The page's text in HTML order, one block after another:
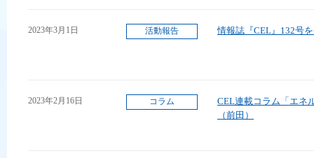
2023年3月1日 活動報告 情報誌『CEL』132号
2023年2月16日 コラム
CEL連載コラム「エネ
（前田）